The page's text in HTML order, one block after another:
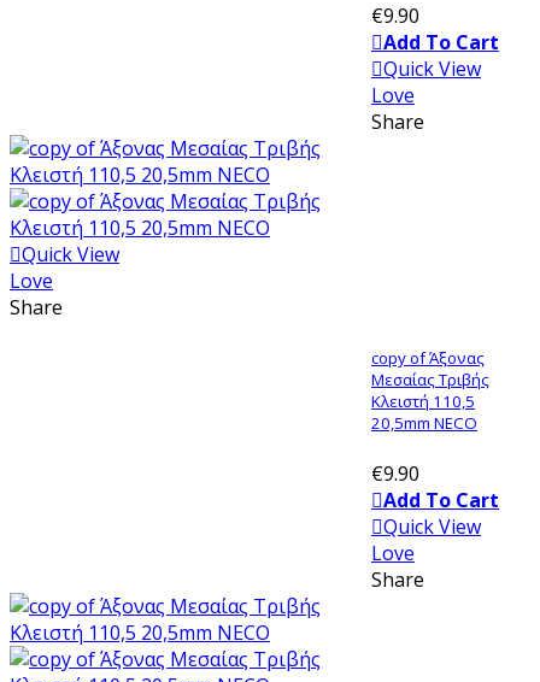
€9.90
Add To Cart
Quick View
Love
Share
Quick View
Love
Share
copy of Άξονας
Μεσαίας Τριβής
Κλειστή 110,5
20,5mm NECO
€9.90
Add To Cart
Quick View
Love
Share